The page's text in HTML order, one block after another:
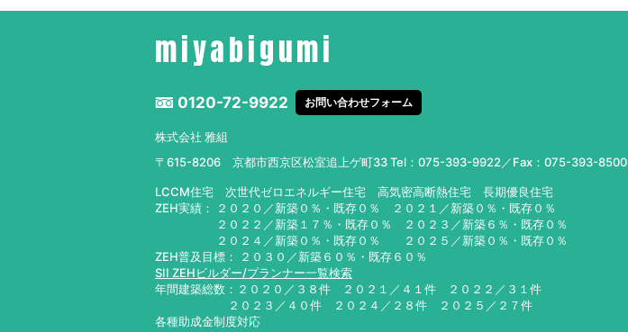
miyabigumi
0120-72-9922 お問い合わせフォーム
株式会社 雅組
〒615-8206 京都市西京区松室追上ゲ町33Tel： 075-393-9922 ／Fax：075-393-8500
LCCM住宅 次世代ゼロエネルギー住宅 高気密高断熱住宅 長期優良住宅
ZEH実績： ２０２０／新築０％・既存０％ ２０２１／新築０％・既存０％
２０２２／新築１７％・既存０％ ２０２３／新築６％・既存０％
２０２４／新築０％・既存０％ ２０２５／新築０％・既存０％
ZEH普及目標： ２０３０／新築６０％・既存６０％
SII ZEHビルダー/プランナー一覧検索
年間建築総数：２０２０／３８件 ２０２１／４１件 ２０２２／３１件
２０２３／４０件 ２０２４／２８件 ２０２５／２７件
各種助成金制度対応